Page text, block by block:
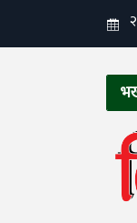
उपभोक्ता